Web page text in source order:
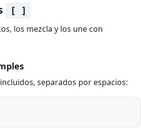
[ ]
los mezcla y los une con
separados por espacios: